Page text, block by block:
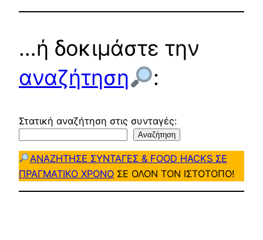
…ή δοκιμάστε την
αναζήτηση
:
Στατική αναζήτηση στις συνταγές:
Αναζήτηση
ΑΝΑΖΗΤΗΣΕ ΣΥΝΤΑΓΕΣ & FOOD HACKS ΣΕ
ΠΡΑΓΜΑΤΙΚΟ ΧΡΟΝΟ ΣΕ ΟΛΟΝ ΤΟΝ ΙΣΤΟΤΟΠΟ!